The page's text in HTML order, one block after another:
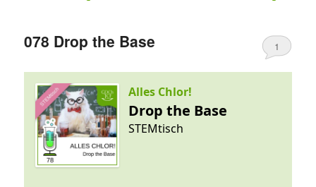
078 Drop the Base 1